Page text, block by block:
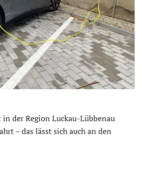
der Region Luckau-Lübbenau
– das lässt sich auch an den